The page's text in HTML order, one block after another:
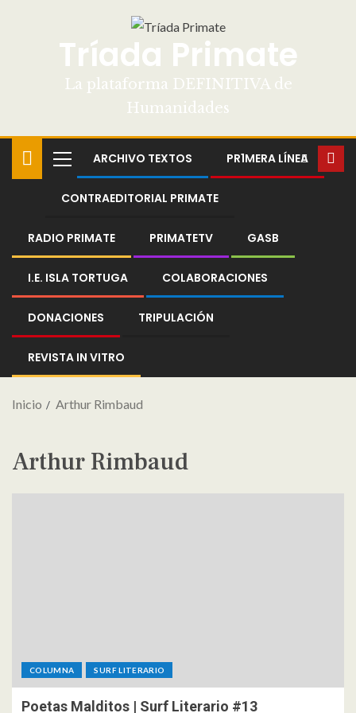
Tríada Primate
La plataforma DEFINITIVA de
Humanidades
ARCHIVO TEXTOS PR1MERA LÍNEA
CONTRAEDITORIAL PRIMATE
RADIO PRIMATE PRIMATETV GASB
I.E. ISLA TORTUGA COLABORACIONES
DONACIONES TRIPULACIÓN
REVISTA IN VITRO
Inicio Arthur Rimbaud
Arthur Rimbaud
COLUMNA SURF LITERARIO
Poetas Malditos | Surf Literario #13